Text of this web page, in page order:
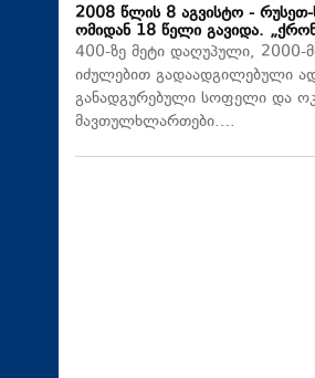
2008 წლის 8 აგვისტო -
ომიდან 18 წელი გავიდა.
400-ზე მეტი დაღუპული, 2000-
იძულებით გადაადგილებული
განადგურებული სოფელი და
მავთულხლართები….